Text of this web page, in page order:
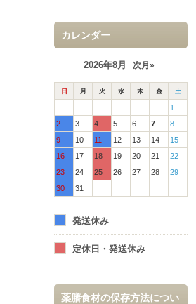
カレンダー
2026年8月 次月»
日 月 火 水 木 金 土
1
2
3 4 5 6 7
8
9
10 11 12 13 14
15
16
17 18 19 20 21
22
23
24 25 26 27 28
29
30
31
発送休み
定休日・発送休み
薬膳食材の保存方法につい